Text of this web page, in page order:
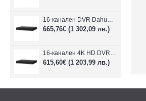
16-канален DVR Dahua XVR5216AN-4KL-I3/T + 16 IP
665,76€ (1 302,09 лв.)
16-канален 4K HD DVR Dahua XVR5116H-4KL-I3/T + 16 IP камери
615,60€ (1 203,99 лв.)